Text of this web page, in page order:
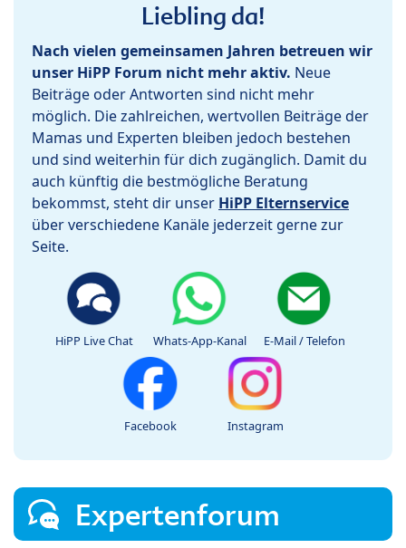
Liebling da!
Nach vielen gemeinsamen Jahren betreuen wir
unser HiPP Forum nicht mehr aktiv. Neue
Beiträge oder Antworten sind nicht mehr
möglich. Die zahlreichen, wertvollen Beiträge der
Mamas und Experten bleiben jedoch bestehen
und sind weiterhin für dich zugänglich. Damit du
auch künftig die bestmögliche Beratung
bekommst, steht dir unser HiPP Elternservice
über verschiedene Kanäle jederzeit gerne zur
Seite.
HiPP Live Chat Whats-App-Kanal E-Mail / Telefon
Facebook Instagram
Expertenforum